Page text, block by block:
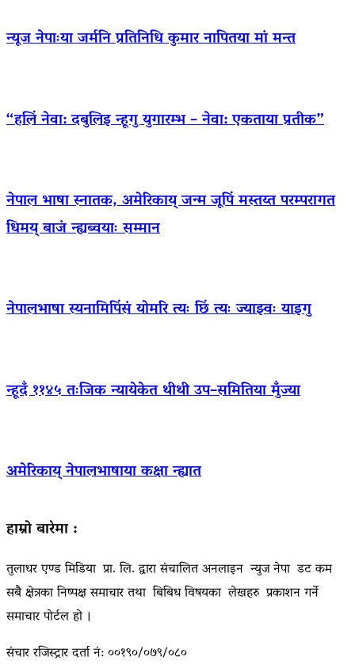
न्यूज नेपाःया जर्मनि प्रतिनिधि कुमार नापितया मां मन्त
“हलिं नेवा: दबुलिइ न्हूगु युगारम्भ – नेवा: एकताया प्रतीक”
नेपाल भाषा स्नातक, अमेरिकाय् जन्म जूपिं मस्तय्त परम्परागत
धिमय् बाजं न्ह्यब्वयाः सम्मान
नेपालभाषा स्यनामिपिंसं योमरि त्यः छिं त्यः ज्याझ्वः याइगु
न्हूदँ ११४५ तःजिक न्यायेकेत थीथी उप–समितिया मुँज्या
अमेरिकाय् नेपालभाषाया कक्षा न्ह्यात
हाम्रो बारेमा :
तुलाधर एण्ड मिडिया प्रा. लि. द्वारा संचालित अनलाइन न्युज नेपा डट कम
सबै क्षेत्रका निष्पक्ष समाचार तथा बिबिध विषयका लेखहरु प्रकाशन गर्ने
समाचार पोर्टल हो ।
संचार रजिस्ट्रार दर्ता नं: ००१९०/०७९/०८०